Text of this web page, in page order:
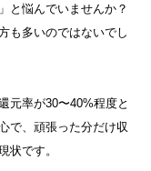
と悩んでいませんか？
も多いのではないでし
元率が30〜40%程度と
で、頑張った分だけ収
状です。